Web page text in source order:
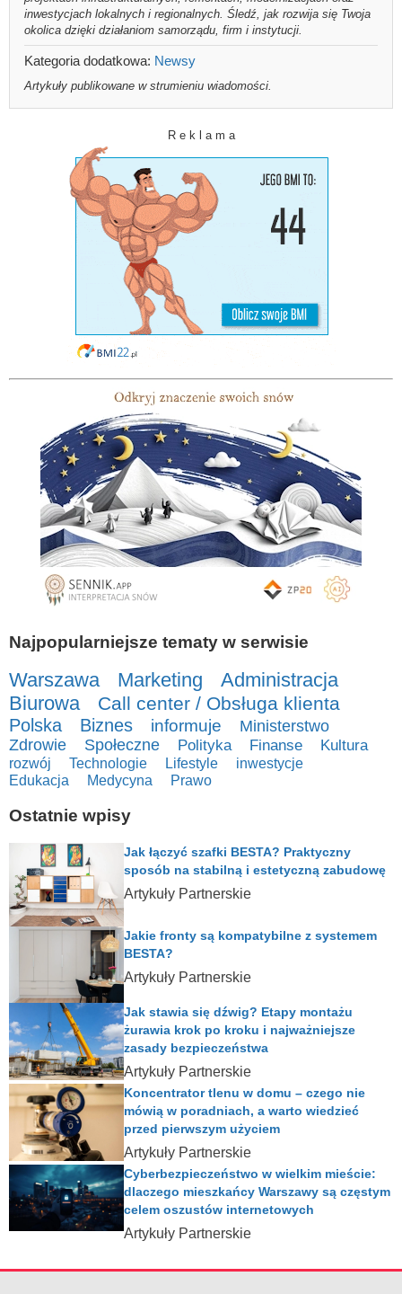
inwestycjach lokalnych i regionalnych. Śledź, jak rozwija się Twoja
okolica dzięki działaniom samorządu, firm i instytucji.
Kategoria dodatkowa: Newsy
Artykuły publikowane w strumieniu wiadomości.
R e k l a m a
Najpopularniejsze tematy w serwisie
Warszawa Marketing
Administracja
Biurowa
Call center / Obsługa klienta
Polska Biznes informuje Ministerstwo
Zdrowie Społeczne Polityka Finanse Kultura
rozwój Technologie Lifestyle
inwestycje
Edukacja
Medycyna Prawo
Ostatnie wpisy
Artykuły Partnerskie
Jak łączyć szafki BESTA? Praktyczny
sposób na stabilną i estetyczną zabudowę
Artykuły Partnerskie
Jakie fronty są kompatybilne z systemem
BESTA?
Artykuły Partnerskie
Jak stawia się dźwig? Etapy montażu
żurawia krok po kroku i najważniejsze
zasady bezpieczeństwa
Artykuły Partnerskie
Koncentrator tlenu w domu – czego nie
mówią w poradniach, a warto wiedzieć
przed pierwszym użyciem
Artykuły Partnerskie
Cyberbezpieczeństwo w wielkim mieście:
dlaczego mieszkańcy Warszawy są częstym
celem oszustów internetowych